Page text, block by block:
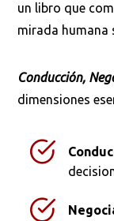
un libro que
mirada humana
Conducción,
dimensiones
Busca en
Buscar en: